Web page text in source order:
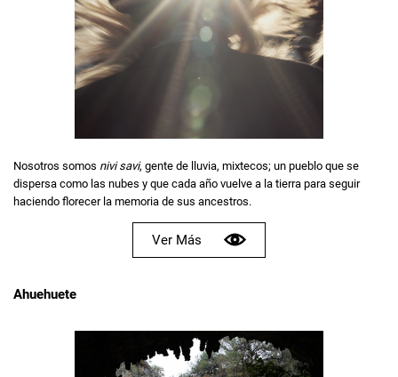
Nosotros somos nivi savi, gente de lluvia, mixtecos; un pueblo que se
dispersa como las nubes y que cada año vuelve a la tierra para seguir
haciendo florecer la memoria de sus ancestros.
Ver Más
Ahuehuete